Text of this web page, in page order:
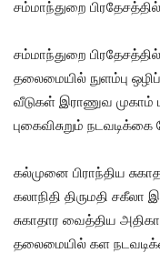
சம்மாந்துறை
சம்மாந்துறை
தலைமையில் நுளம்பு
வீடுகள் இராணுவ
புகைவிசுறும்
கல்முனை பிராந்திய
கலாநிதி திருமதி
சுகாதார வைத்திய
தலைமையில் கள